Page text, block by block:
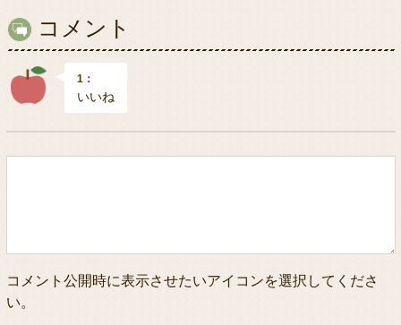
コメント
1：
いいね
コメント公開時に表示させたいアイコンを選択してくださ
い。